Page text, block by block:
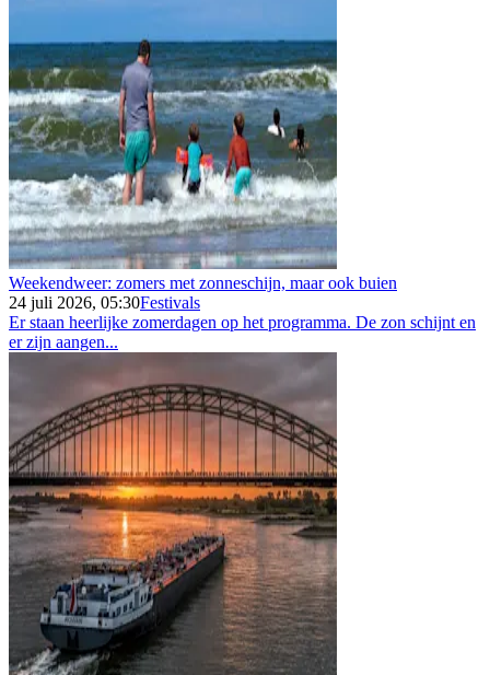
Weekendweer: zomers met zonneschijn, maar ook buien
24 juli 2026, 05:30Festivals
Er staan heerlijke zomerdagen op het programma. De zon schijnt en
er zijn aangen...